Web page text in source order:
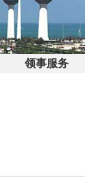
领事服务